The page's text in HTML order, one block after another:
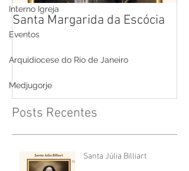
Interno Igreja
Eventos
Arquidiocese do Rio de Janeiro
Medjugorje
Santa Margarida da Escócia
Posts Recentes
Santa Júlia Billiart